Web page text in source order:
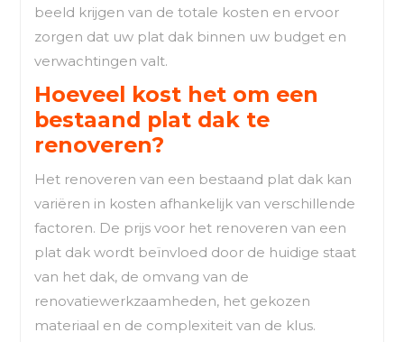
beeld krijgen van de totale kosten en ervoor
zorgen dat uw plat dak binnen uw budget en
verwachtingen valt.
Hoeveel kost het om een
bestaand plat dak te
renoveren?
Het renoveren van een bestaand plat dak kan
variëren in kosten afhankelijk van verschillende
factoren. De prijs voor het renoveren van een
plat dak wordt beïnvloed door de huidige staat
van het dak, de omvang van de
renovatiewerkzaamheden, het gekozen
materiaal en de complexiteit van de klus.